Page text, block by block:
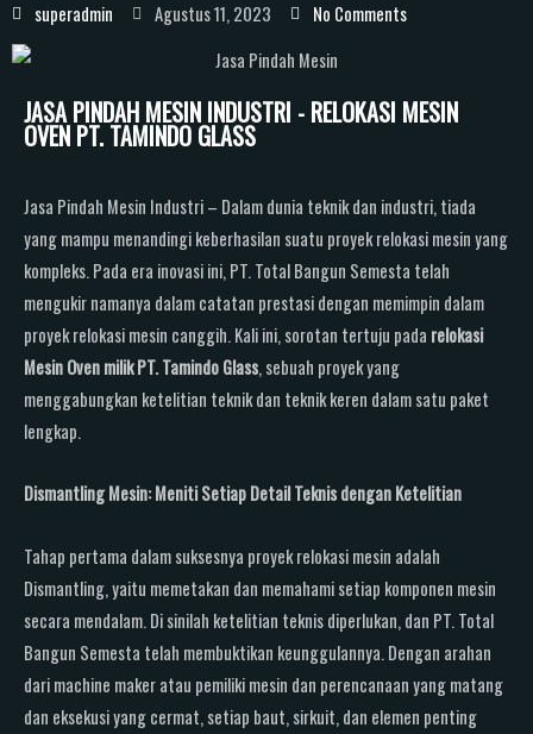
superadmin Agustus 11, 2023 No Comments
JASA PINDAH MESIN INDUSTRI - RELOKASI MESIN
OVEN PT. TAMINDO GLASS
Jasa Pindah Mesin Industri – Dalam dunia teknik dan industri, tiada
yang mampu menandingi keberhasilan suatu proyek relokasi mesin yang
kompleks. Pada era inovasi ini, PT. Total Bangun Semesta telah
mengukir namanya dalam catatan prestasi dengan memimpin dalam
proyek relokasi mesin canggih. Kali ini, sorotan tertuju pada relokasi
Mesin Oven milik PT. Tamindo Glass, sebuah proyek yang
menggabungkan ketelitian teknik dan teknik keren dalam satu paket
lengkap.
Dismantling Mesin: Meniti Setiap Detail Teknis dengan Ketelitian
Tahap pertama dalam suksesnya proyek relokasi mesin adalah
Dismantling, yaitu memetakan dan memahami setiap komponen mesin
secara mendalam. Di sinilah ketelitian teknis diperlukan, dan PT. Total
Bangun Semesta telah membuktikan keunggulannya. Dengan arahan
dari machine maker atau pemiliki mesin dan perencanaan yang matang
dan eksekusi yang cermat, setiap baut, sirkuit, dan elemen penting